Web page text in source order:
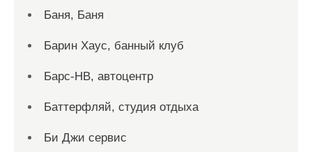
Баня, Баня
Барин Хаус, банный клуб
Барс-НВ, автоцентр
Баттерфляй, студия отдыха
Би Джи сервис